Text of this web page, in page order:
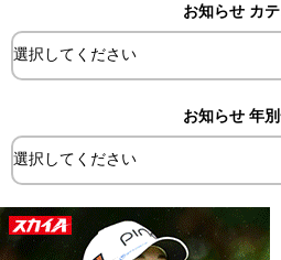
お知らせ カテ
お知らせ 年